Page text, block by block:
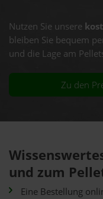
Nutzen Sie unsere
bleiben Sie bequem
und die Lage am
Zu den
und zum
Eine Bestellung